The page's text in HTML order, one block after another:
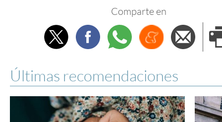
Comparte en
TwitterFacebookWhatsappMenéame
Últimas recomendaciones